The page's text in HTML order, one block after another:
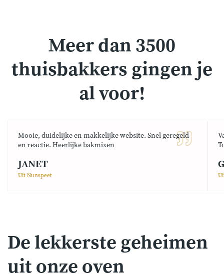
Meer dan 3500
thuisbakkers gingen je
al voor!
Mooie, duidelijke en makkelijke website. Snel geregeld
en reactie. Heerlijke bakmixen
JANET
Uit Nunspeet
De lekkerste geheimen
uit onze oven